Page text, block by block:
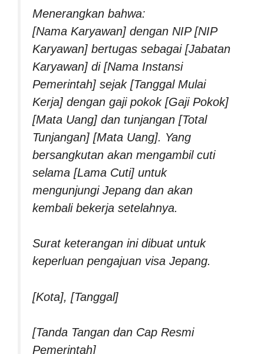
Menerangkan bahwa:
[Nama Karyawan] dengan NIP [NIP
Karyawan] bertugas sebagai [Jabatan
Karyawan] di [Nama Instansi
Pemerintah] sejak [Tanggal Mulai
Kerja] dengan gaji pokok [Gaji Pokok]
[Mata Uang] dan tunjangan [Total
Tunjangan] [Mata Uang]. Yang
bersangkutan akan mengambil cuti
selama [Lama Cuti] untuk
mengunjungi Jepang dan akan
kembali bekerja setelahnya.
Surat keterangan ini dibuat untuk
keperluan pengajuan visa Jepang.
[Kota], [Tanggal]
[Tanda Tangan dan Cap Resmi
Pemerintah]